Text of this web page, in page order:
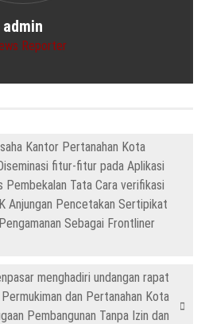
admin
Reporter
Kantor Pertanahan Kota
fitur-fitur pada Aplikasi
Pembekalan Tata Cara verifikasi
Anjungan Pencetakan Sertipikat
Sebagai Frontliner
menghadiri undangan rapat
dan Pertanahan Kota
Pembangunan Tanpa Izin dan